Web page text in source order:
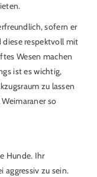
sofern er
respektvoll mit
Wesen machen
ist es wichtig,
zu lassen
so
Hunde. Ihr
aggressiv zu sein.